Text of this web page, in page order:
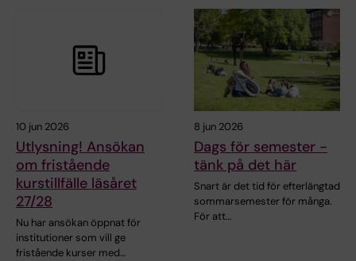
10 jun 2026
Utlysning! Ansökan
om fristående
kurstillfälle läsåret
27/28
Nu har ansökan öppnat för
institutioner som vill ge
fristående kurser med…
8 jun 2026
Dags för semester -
tänk på det här
Snart är det tid för efterlängtad
sommarsemester för många.
För att…